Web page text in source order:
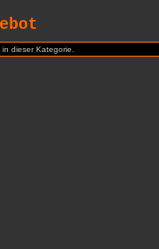
dieser Kategorie.